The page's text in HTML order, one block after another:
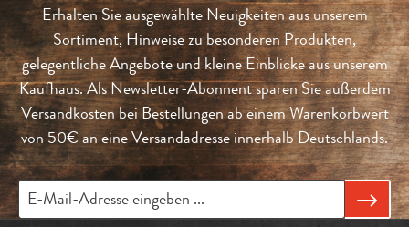
Erhalten Sie ausgewählte Neuigkeiten aus unserem
Sortiment, Hinweise zu besonderen Produkten,
gelegentliche Angebote und kleine Einblicke aus unserem
Kaufhaus. Als Newsletter-Abonnent sparen Sie außerdem
Versandkosten bei Bestellungen ab einem Warenkorbwert
von 50€ an eine Versandadresse innerhalb Deutschlands.